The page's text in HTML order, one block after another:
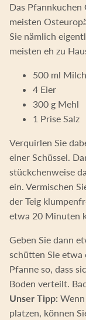
Das Pfannkuchen
meisten
Sie nämlich
meisten eh zu
500 ml Milch
4 Eier
300 g Mehl
1 Prise Salz
Verquirlen Sie
einer Schüssel.
stückchenweise
ein. Vermischen
der Teig
etwa 20 Minuten
Geben Sie dann
schütten Sie etwa
Pfanne so, dass
Boden verteilt.
Unser Tipp: Wenn
platzen, können